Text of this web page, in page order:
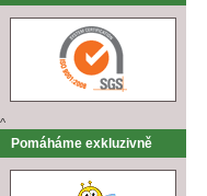
^
Pomáháme exkluzivně